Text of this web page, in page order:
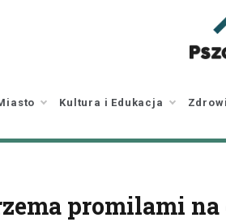
Kultura i Edukacja
promilami na